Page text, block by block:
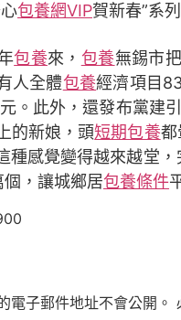
包養網VIP賀新春”系
包養來， 包養無錫市
人全體包養經濟項目
。此外，還發布黨建
的新娘，頭短期包養都
種感覺變得越來越堂
個，讓城鄉居包養條件
電子郵件地址不會公開。